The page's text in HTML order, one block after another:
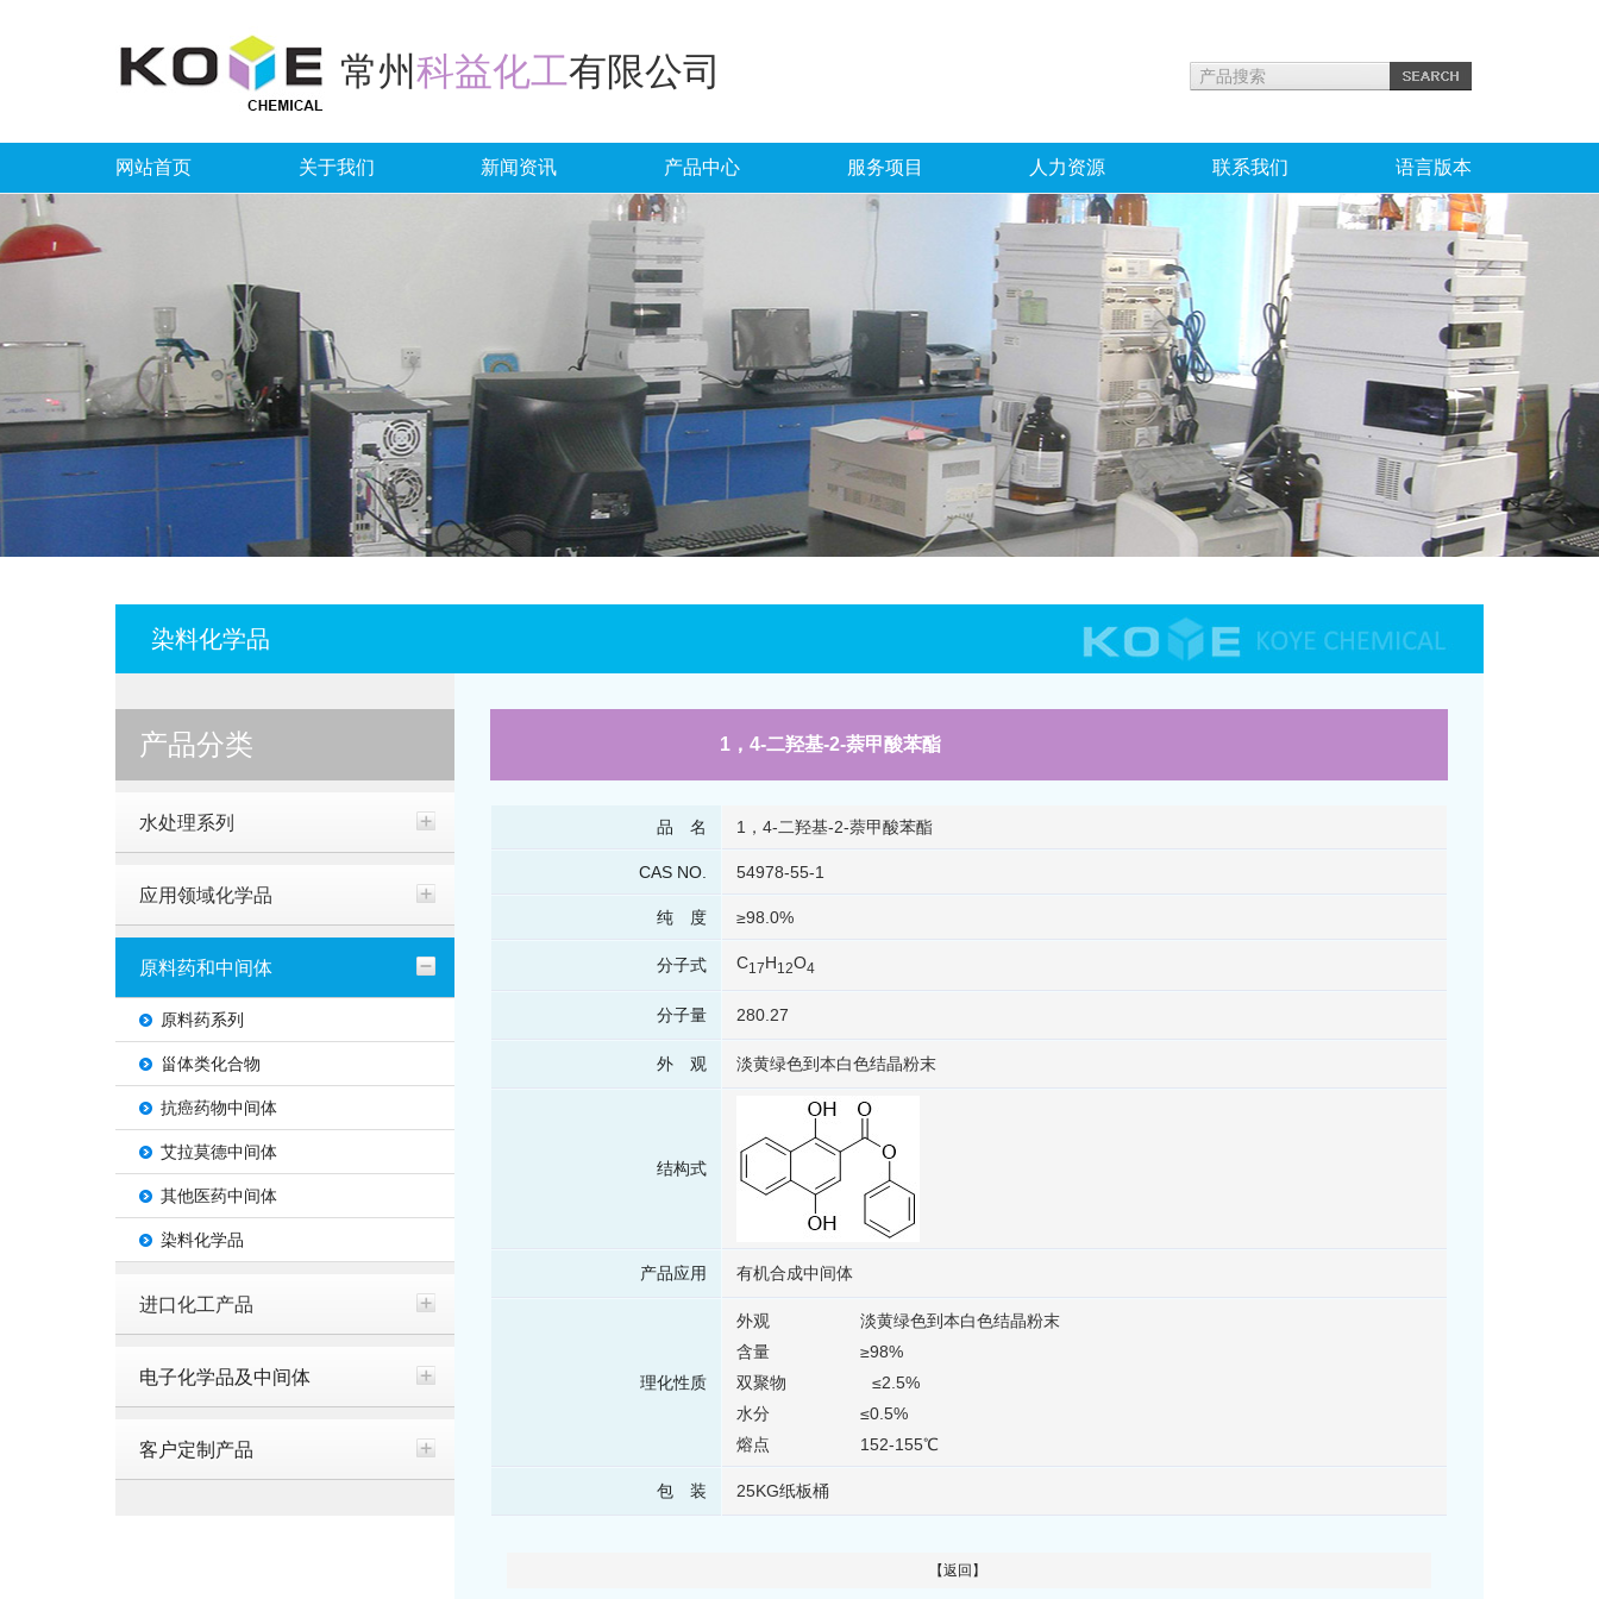
常州科益化工有限公司
网站首页 关于我们 新闻资讯 产品中心 服务项目 人力资源 联系我们 语言版本
染料化学品
产品分类
水处理系列
应用领域化学品
原料药和中间体
原料药系列
甾体类化合物
抗癌药物中间体
艾拉莫德中间体
其他医药中间体
染料化学品
进口化工产品
电子化学品及中间体
客户定制产品
1，4-二羟基-2-萘甲酸苯酯
品 名 1，4-二羟基-2-萘甲酸苯酯
CAS NO. 54978-55-1
纯 度 ≥98.0%
分子式 C17H12O4
分子量 280.27
外 观 淡黄绿色到本白色结晶粉末
结构式
产品应用 有机合成中间体
理化性质
外观 淡黄绿色到本白色结晶粉末
含量 ≥98%
双聚物 ≤2.5%
水分 ≤0.5%
熔点 152-155℃
包 装 25KG纸板桶
【返回】